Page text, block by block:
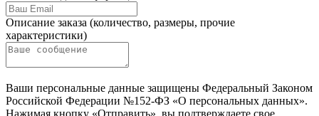
Описание заказа (количество, размеры, прочие
характеристики)
Ваши персональные данные защищены Федеральный Законом
Российской Федерации №152-ФЗ «О персональных данных».
Нажимая кнопку «Отправить», вы подтверждаете свое